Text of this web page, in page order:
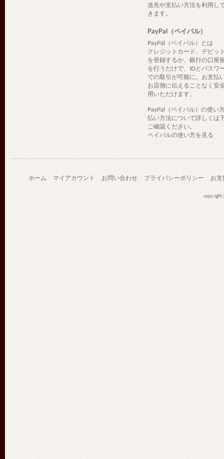
送先や支払い方法を利用し
きます。
PayPal（ペイパル）
PayPal（ペイパル）とは
クレジットカード、デビッ
を登録するか、銀行の口座
を行うだけで、IDとパスワ
での取引が可能に。お支払
お店側に伝えることなく安
用いただけます。
PayPal（ペイパル）の使い
払い方法について詳しくは
ご確認ください。
ペイパルの使い方を見る
ホーム マイアカウント お問い合わせ プライバシーポリシー お支
copy right